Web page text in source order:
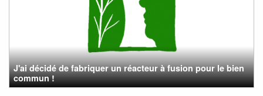
J'ai décidé de fabriquer un réacteur à fusion pour le bien
commun !